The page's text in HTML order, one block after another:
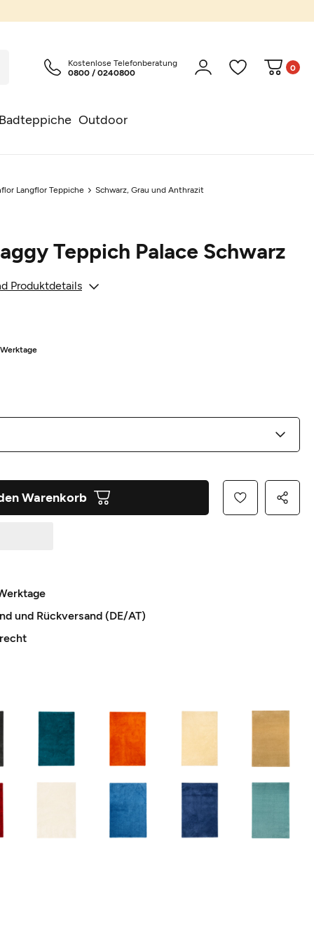
Outdoor
Kostenlose Telefonberatung
0800 / 0240800
0
Langflor Teppiche Schwarz, Grau und Anthrazit
Teppich Palace Schwarz
Produktdetails
Warenkorb
und Rückversand (DE/AT)